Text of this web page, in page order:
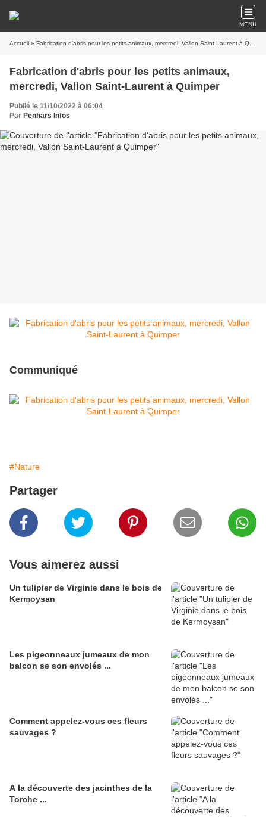
MENU
Accueil » Fabrication d'abris pour les petits animaux, mercredi, Vallon Saint-Laurent à Quimper
Fabrication d'abris pour les petits animaux,
mercredi, Vallon Saint-Laurent à Quimper
Publié le 11/10/2022 à 06:04
Par Penhars Infos
Communiqué
#Nature
Partager
Vous aimerez aussi
Un tulipier de Virginie dans le bois de
Kermoysan
Les pigeonneaux jumeaux de mon
balcon se son envolés ...
Comment appelez-vous ces fleurs
sauvages ?
A la découverte des jacinthes de la
Torche ...